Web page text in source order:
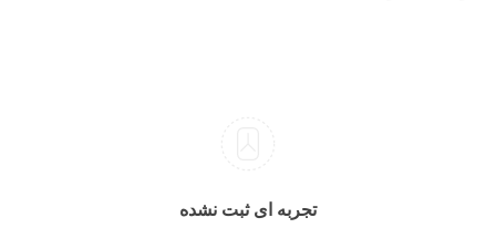
تجربه ای ثبت نشده